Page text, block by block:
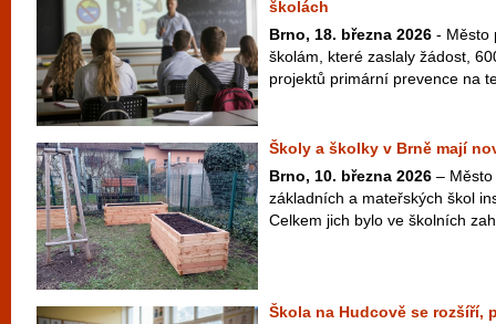
školách
Brno, 18. března 2026 - Město
školám, které zaslaly žádost,
projektů primární prevence na
Školy a školky v Brně mají
Brno, 10. března 2026 –
základních a mateřských škol
Celkem jich bylo ve školních
Škola na Hudcově se rozšíří,